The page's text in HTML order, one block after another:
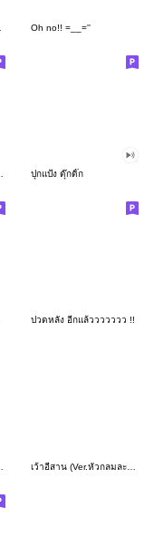
Oh no!! =__=''
ปุกแป้ง ดุ๊กดิ๊ก
ปวดหลัง อีกแล้ววววววว !!
เว้าอีสาน (Ver.หัวกลมละอ่อน)